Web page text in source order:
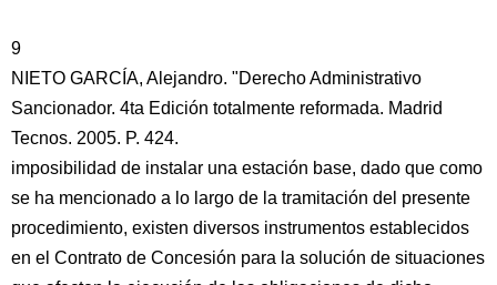
9
NIETO GARCÍA, Alejandro. "Derecho Administrativo
Sancionador. 4ta Edición totalmente reformada. Madrid
Tecnos. 2005. P. 424.
imposibilidad de instalar una estación base, dado que como
se ha mencionado a lo largo de la tramitación del presente
procedimiento, existen diversos instrumentos establecidos
en el Contrato de Concesión para la solución de situaciones